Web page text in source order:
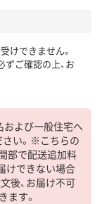
けできません。
ずご確認の上、お
および一般住宅へ
さい。※こちらの
部で配送追加料
けできない場合
後、お届け不可
ます。